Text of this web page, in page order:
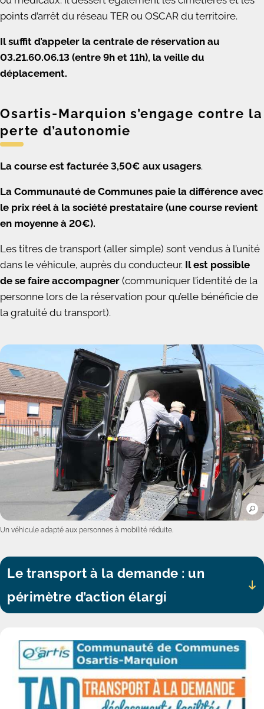
points d’arrêt du réseau TER ou OSCAR du territoire.
Il suffit d’appeler la centrale de réservation au
03.21.60.06.13 (entre 9h et 11h), la veille du
déplacement.
Osartis-Marquion s’engage contre la
perte d’autonomie
La course est facturée 3,50€ aux usagers.
La Communauté de Communes paie la différence avec
le prix réel à la société prestataire (une course revient
en moyenne à 20€).
Les titres de transport (aller simple) sont vendus à l’unité
dans le véhicule, auprès du conducteur. Il est possible
de se faire accompagner (communiquer l’identité de la
personne lors de la réservation pour qu’elle bénéficie de
la gratuité du transport).
Un véhicule adapté aux personnes à mobilité réduite.
Le transport à la demande : un
périmètre d’action élargi